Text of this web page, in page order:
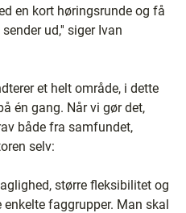
en kort høringsrunde og få
ud,'' siger Ivan
et helt område, i dette
én gang. Når vi gør det,
både fra samfundet,
selv:
større fleksibilitet og
faggrupper. Man skal